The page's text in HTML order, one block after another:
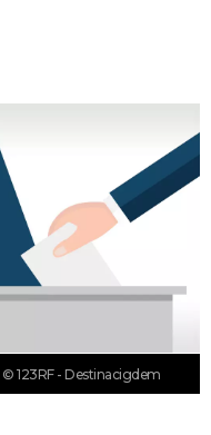
© 123RF - Destinacigdem